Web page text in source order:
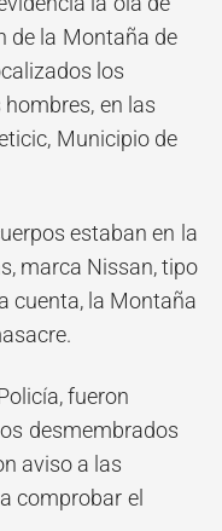
de la Montaña de
los
en las
Municipio de
estaban en la
marca Nissan, tipo
cuenta, la Montaña
fueron
desmembrados
aviso a las
comprobar el